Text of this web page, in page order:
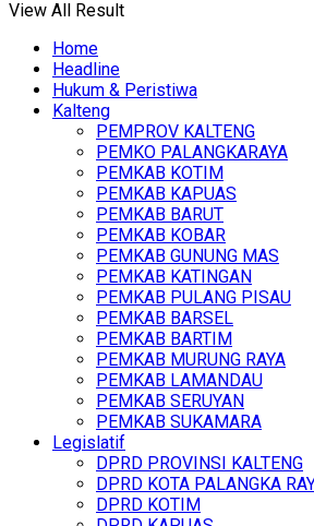
View All Result
Home
Headline
Hukum & Peristiwa
Kalteng
PEMPROV KALTENG
PEMKO PALANGKARAYA
PEMKAB KOTIM
PEMKAB KAPUAS
PEMKAB BARUT
PEMKAB KOBAR
PEMKAB GUNUNG MAS
PEMKAB KATINGAN
PEMKAB PULANG PISAU
PEMKAB BARSEL
PEMKAB BARTIM
PEMKAB MURUNG RAYA
PEMKAB LAMANDAU
PEMKAB SERUYAN
PEMKAB SUKAMARA
Legislatif
DPRD PROVINSI KALTENG
DPRD KOTA PALANGKA
DPRD KOTIM